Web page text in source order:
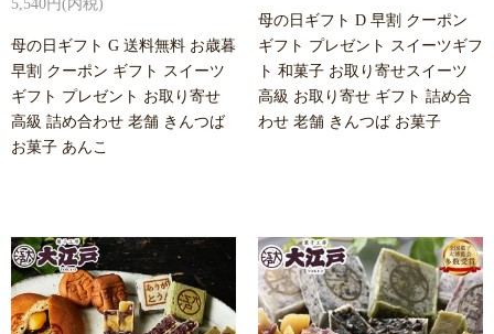
5,540円(内税)
母の日ギフト G 送料無料 お歳暮
早割 クーポン ギフト スイーツ
ギフト プレゼント お取り寄せ
高級 詰め合わせ 老舗 きんつば
お菓子 あんこ
母の日ギフト D 早割 クーポン
ギフト プレゼント スイーツギフ
ト 和菓子 お取り寄せスイーツ
高級 お取り寄せ ギフト 詰め合
わせ 老舗 きんつば お菓子